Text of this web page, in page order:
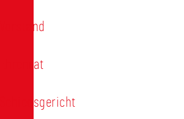
Vorstand
Ehrenrat
Schiedsgericht